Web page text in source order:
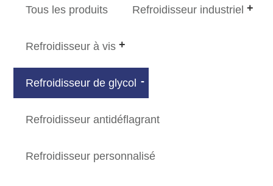
Tous les produits Refroidisseur industriel
Refroidisseur à vis
Refroidisseur de glycol
Refroidisseur antidéflagrant
Refroidisseur personnalisé